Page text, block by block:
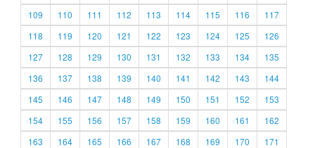
109
110 111 112 113 114 115 116
117
118
119 120 121 122 123 124 125
126
127
128 129 130 131 132 133 134
135
136
137 138 139 140 141 142 143
144
145
146 147 148 149 150 151 152
153
154
155 156 157 158 159 160 161
162
163
164 165 166 167 168 169 170
171